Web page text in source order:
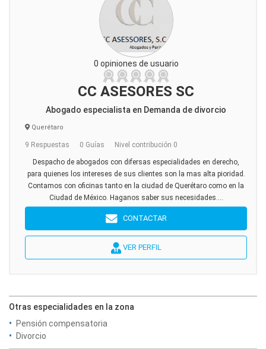
0 opiniones de usuario
CC ASESORES SC
Abogado especialista en Demanda de divorcio
Querétaro
9 Respuestas 0 Guías Nivel contribución 0
Despacho de abogados con difersas especialidades en derecho,
para quienes los intereses de sus clientes son la mas alta pioridad.
Contamos con oficinas tanto en la ciudad de Querétaro como en la
Ciudad de México. Haganos saber sus necesidades....
CONTACTAR
VER PERFIL
Otras especialidades en la zona
Pensión compensatoria
Divorcio